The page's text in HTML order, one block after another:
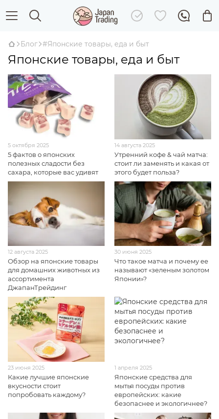
Блог #Японские товары, еда и быт
Японские товары, еда и быт
5 октября 2025
5 фактов о японских
полезных сладости без
сахара, которые вас удивят
14 августа 2025
Утренний кофе & чай матча:
стоит ли заменять и какая от
этого будет польза?
12 августа 2025
Обзор на японские товары
для домашних животных из
ассортимента
ДжапанТрейдинг
30 июня 2025
Что такое матча и почему ее
называют «зеленым золотом
Японии»?
23 июня 2025
Какие лучшие японские
вкусности стоит
попробовать каждому?
1 апреля 2025
Японские средства для
мытья посуды против
европейских: какие
безопаснее и экологичнее?